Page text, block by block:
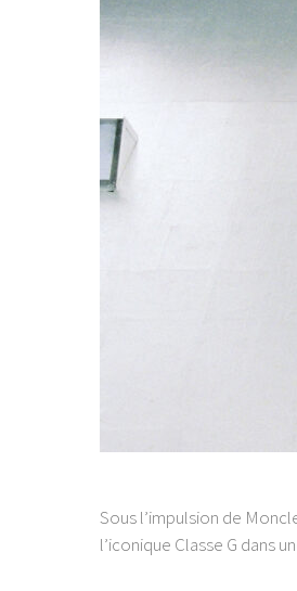
Sous l’impulsion de
l’iconique Classe G dans